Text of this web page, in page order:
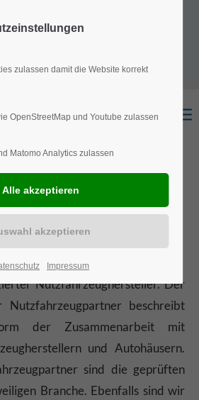
Partner!
Nutzfahrzeughersteller. Der
Nutzfahrzeugpartner beschreibt
der Zusammenarbeit mit
und Autohäusern.
sind die geprüften
Branche. Ebenfalls sind wir
zulassen damit die Website korrekt
OpenStreetMap und Youtube zulassen
Matomo Analytics zulassen
Impressum